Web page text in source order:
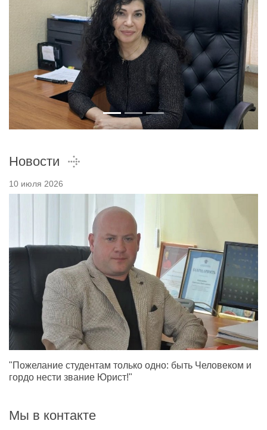
Новости
10 июля 2026
"Пожелание студентам только одно: быть Человеком и
гордо нести звание Юрист!"
Мы в контакте